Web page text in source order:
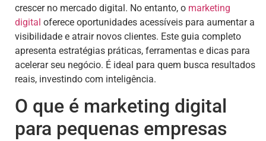
crescer no mercado digital. No entanto, o marketing
digital oferece oportunidades acessíveis para aumentar a
visibilidade e atrair novos clientes. Este guia completo
apresenta estratégias práticas, ferramentas e dicas para
acelerar seu negócio. É ideal para quem busca resultados
reais, investindo com inteligência.
O que é marketing digital
para pequenas empresas